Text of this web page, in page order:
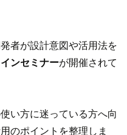
者が設計意図や活用法を
ンセミナーが開催されて
い方に迷っている方へ向
のポイントを整理しま